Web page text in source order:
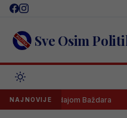
Skip
content Sve Osim
NAJNOVIJE
prodajom Baždara